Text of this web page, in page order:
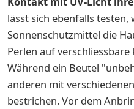
lässt sich ebenfalls testen,
Sonnenschutzmittel die
Perlen auf
Während ein Beutel
anderen mit
bestrichen. Vor dem